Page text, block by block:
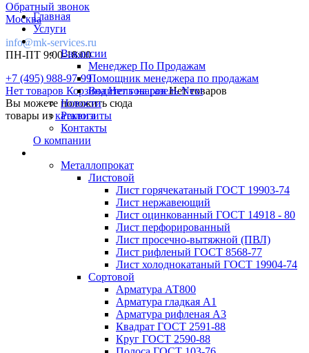
Обратный звонок
Москва
info@mk-services.ru
ПН-ПТ 9:00-18:00
+7 (495) 988-97-99
Нет товаров КорзинаНет товаровНет товаров
Вы можете положить сюда
товары изкаталога
Главная
Услуги
Вакансии
Менеджер По Продажам
Помощник менеджера по продажам
Водитель на газель Next
Новости
Реквизиты
Контакты
О компании
Металлопрокат
Листовой
Лист горячекатаный ГОСТ 19903-74
Лист нержавеющий
Лист оцинкованный ГОСТ 14918 - 80
Лист перфорированный
Лист просечно-вытяжной (ПВЛ)
Лист рифленый ГОСТ 8568-77
Лист холоднокатаный ГОСТ 19904-74
Сортовой
Арматура АТ800
Арматура гладкая А1
Арматура рифленая А3
Квадрат ГОСТ 2591-88
Круг ГОСТ 2590-88